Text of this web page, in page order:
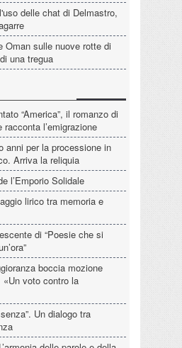
delle chat di Delmastro,
Oman sulle nuove rotte di
una tregua
“America”, il romanzo di
l’emigrazione
anni per la processione in
Arriva la reliquia
l’Emporio Solidale
lirico tra memoria e
di “Poesie che si
boccia mozione
«Un voto contro la
Un dialogo tra